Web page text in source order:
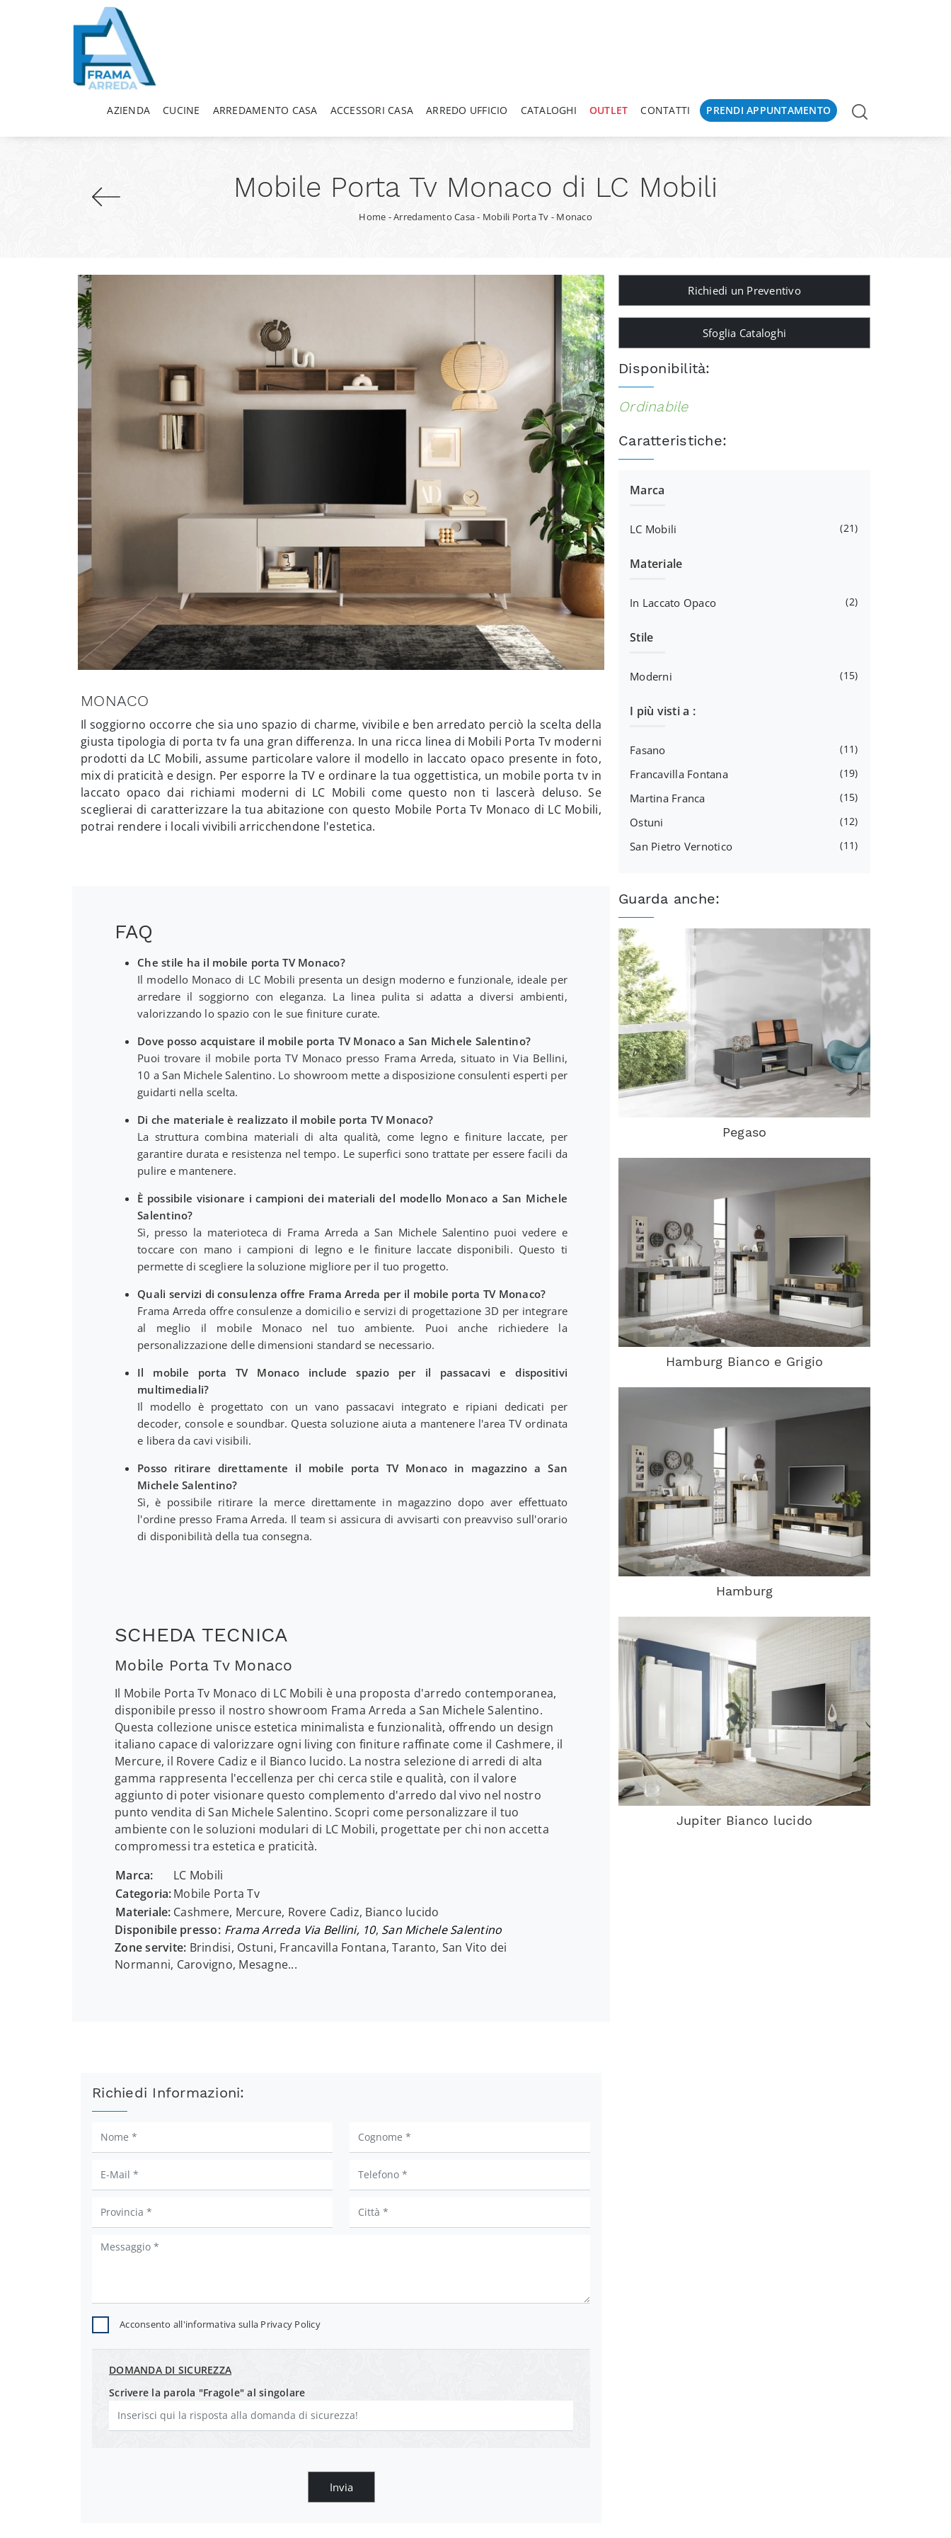
AZIENDA CUCINE ARREDAMENTO CASA ACCESSORI CASA ARREDO UFFICIO CATALOGHI OUTLET CONTATTI PRENDI APPUNTAMENTO
Mobile Porta Tv Monaco di LC Mobili
Home -Arredamento Casa- Mobili Porta Tv - Monaco
MONACO
Il soggiorno occorre che sia uno spazio di charme, vivibile e ben arredato perciò la scelta della
giusta tipologia di porta tv fa una gran differenza. In una ricca linea di Mobili Porta Tv moderni
prodotti da LC Mobili, assume particolare valore il modello in laccato opaco presente in foto,
mix di praticità e design. Per esporre la TV e ordinare la tua oggettistica, un mobile porta tv in
laccato opaco dai richiami moderni di LC Mobili come questo non ti lascerà deluso. Se
sceglierai di caratterizzare la tua abitazione con questo Mobile Porta Tv Monaco di LC Mobili,
potrai rendere i locali vivibili arricchendone l'estetica.
FAQ
Che stile ha il mobile porta TV Monaco?
Il modello Monaco di LC Mobili presenta un design moderno e funzionale, ideale per
arredare il soggiorno con eleganza. La linea pulita si adatta a diversi ambienti,
valorizzando lo spazio con le sue finiture curate.
Dove posso acquistare il mobile porta TV Monaco a San Michele Salentino?
Puoi trovare il mobile porta TV Monaco presso Frama Arreda, situato in Via Bellini,
10 a San Michele Salentino. Lo showroom mette a disposizione consulenti esperti per
guidarti nella scelta.
Di che materiale è realizzato il mobile porta TV Monaco?
La struttura combina materiali di alta qualità, come legno e finiture laccate, per
garantire durata e resistenza nel tempo. Le superfici sono trattate per essere facili da
pulire e mantenere.
È possibile visionare i campioni dei materiali del modello Monaco a San Michele
Salentino?
Sì, presso la materioteca di Frama Arreda a San Michele Salentino puoi vedere e
toccare con mano i campioni di legno e le finiture laccate disponibili. Questo ti
permette di scegliere la soluzione migliore per il tuo progetto.
Quali servizi di consulenza offre Frama Arreda per il mobile porta TV Monaco?
Frama Arreda offre consulenze a domicilio e servizi di progettazione 3D per integrare
al meglio il mobile Monaco nel tuo ambiente. Puoi anche richiedere la
personalizzazione delle dimensioni standard se necessario.
Il mobile porta TV Monaco include spazio per il passacavi e dispositivi
multimediali?
Il modello è progettato con un vano passacavi integrato e ripiani dedicati per
decoder, console e soundbar. Questa soluzione aiuta a mantenere l'area TV ordinata
e libera da cavi visibili.
Posso ritirare direttamente il mobile porta TV Monaco in magazzino a San
Michele Salentino?
Sì, è possibile ritirare la merce direttamente in magazzino dopo aver effettuato
l'ordine presso Frama Arreda. Il team si assicura di avvisarti con preavviso sull'orario
di disponibilità della tua consegna.
SCHEDA TECNICA
Mobile Porta Tv Monaco
Il Mobile Porta Tv Monaco di LC Mobili è una proposta d'arredo contemporanea,
disponibile presso il nostro showroom Frama Arreda a San Michele Salentino.
Questa collezione unisce estetica minimalista e funzionalità, offrendo un design
italiano capace di valorizzare ogni living con finiture raffinate come il Cashmere, il
Mercure, il Rovere Cadiz e il Bianco lucido. La nostra selezione di arredi di alta
gamma rappresenta l'eccellenza per chi cerca stile e qualità, con il valore
aggiunto di poter visionare questo complemento d'arredo dal vivo nel nostro
punto vendita di San Michele Salentino. Scopri come personalizzare il tuo
ambiente con le soluzioni modulari di LC Mobili, progettate per chi non accetta
compromessi tra estetica e praticità.
Marca:
LC Mobili
Categoria:Mobile Porta Tv
Materiale: Cashmere, Mercure, Rovere Cadiz, Bianco lucido
Disponibile presso: Frama Arreda Via Bellini, 10, San Michele Salentino
Zone servite: Brindisi, Ostuni, Francavilla Fontana, Taranto, San Vito dei
Normanni, Carovigno, Mesagne...
Richiedi Informazioni:
Acconsento all'informativa sulla Privacy Policy
DOMANDA DI SICUREZZA
Scrivere la parola "Fragole" al singolare
Invia
Richiedi un Preventivo
Sfoglia Cataloghi
Disponibilità:
Ordinabile
Caratteristiche:
Marca
LC Mobili 21
Materiale
In Laccato Opaco 2
Stile
Moderni 15
I più visti a :
Fasano 11
Francavilla Fontana 19
Martina Franca 15
Ostuni 12
San Pietro Vernotico 11
Guarda anche:
Pegaso
Hamburg Bianco e Grigio
Hamburg
Jupiter Bianco lucido